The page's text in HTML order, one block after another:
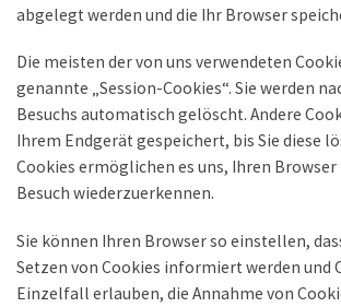
abgelegt werden und die Ihr Browser
Die meisten der von uns verwendeten
genannte „Session-Cookies“. Sie werden
Besuchs automatisch gelöscht. Andere
Ihrem Endgerät gespeichert, bis Sie diese
Cookies ermöglichen es uns, Ihren
Besuch wiederzuerkennen.
Sie können Ihren Browser so einstellen,
Setzen von Cookies informiert werden und
Einzelfall erlauben, die Annahme von